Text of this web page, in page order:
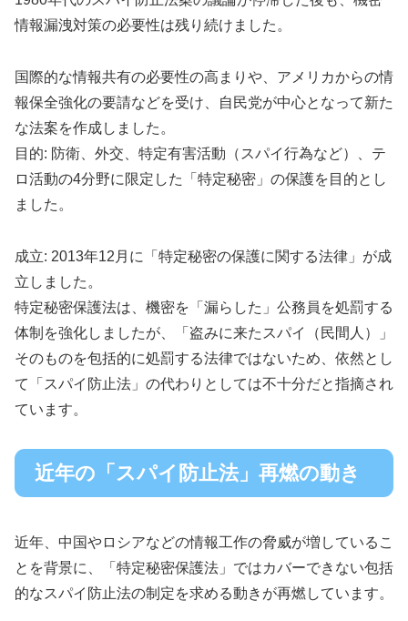
情報漏洩対策の必要性は残り続けました。
国際的な情報共有の必要性の高まりや、アメリカからの情
報保全強化の要請などを受け、自民党が中心となって新た
な法案を作成しました。
目的: 防衛、外交、特定有害活動（スパイ行為など）、テ
ロ活動の4分野に限定した「特定秘密」の保護を目的とし
ました。
成立: 2013年12月に「特定秘密の保護に関する法律」が成
立しました。
特定秘密保護法は、機密を「漏らした」公務員を処罰する
体制を強化しましたが、「盗みに来たスパイ（民間人）」
そのものを包括的に処罰する法律ではないため、依然とし
て「スパイ防止法」の代わりとしては不十分だと指摘され
ています。
近年の「スパイ防止法」再燃の動き
近年、中国やロシアなどの情報工作の脅威が増しているこ
とを背景に、「特定秘密保護法」ではカバーできない包括
的なスパイ防止法の制定を求める動きが再燃しています。